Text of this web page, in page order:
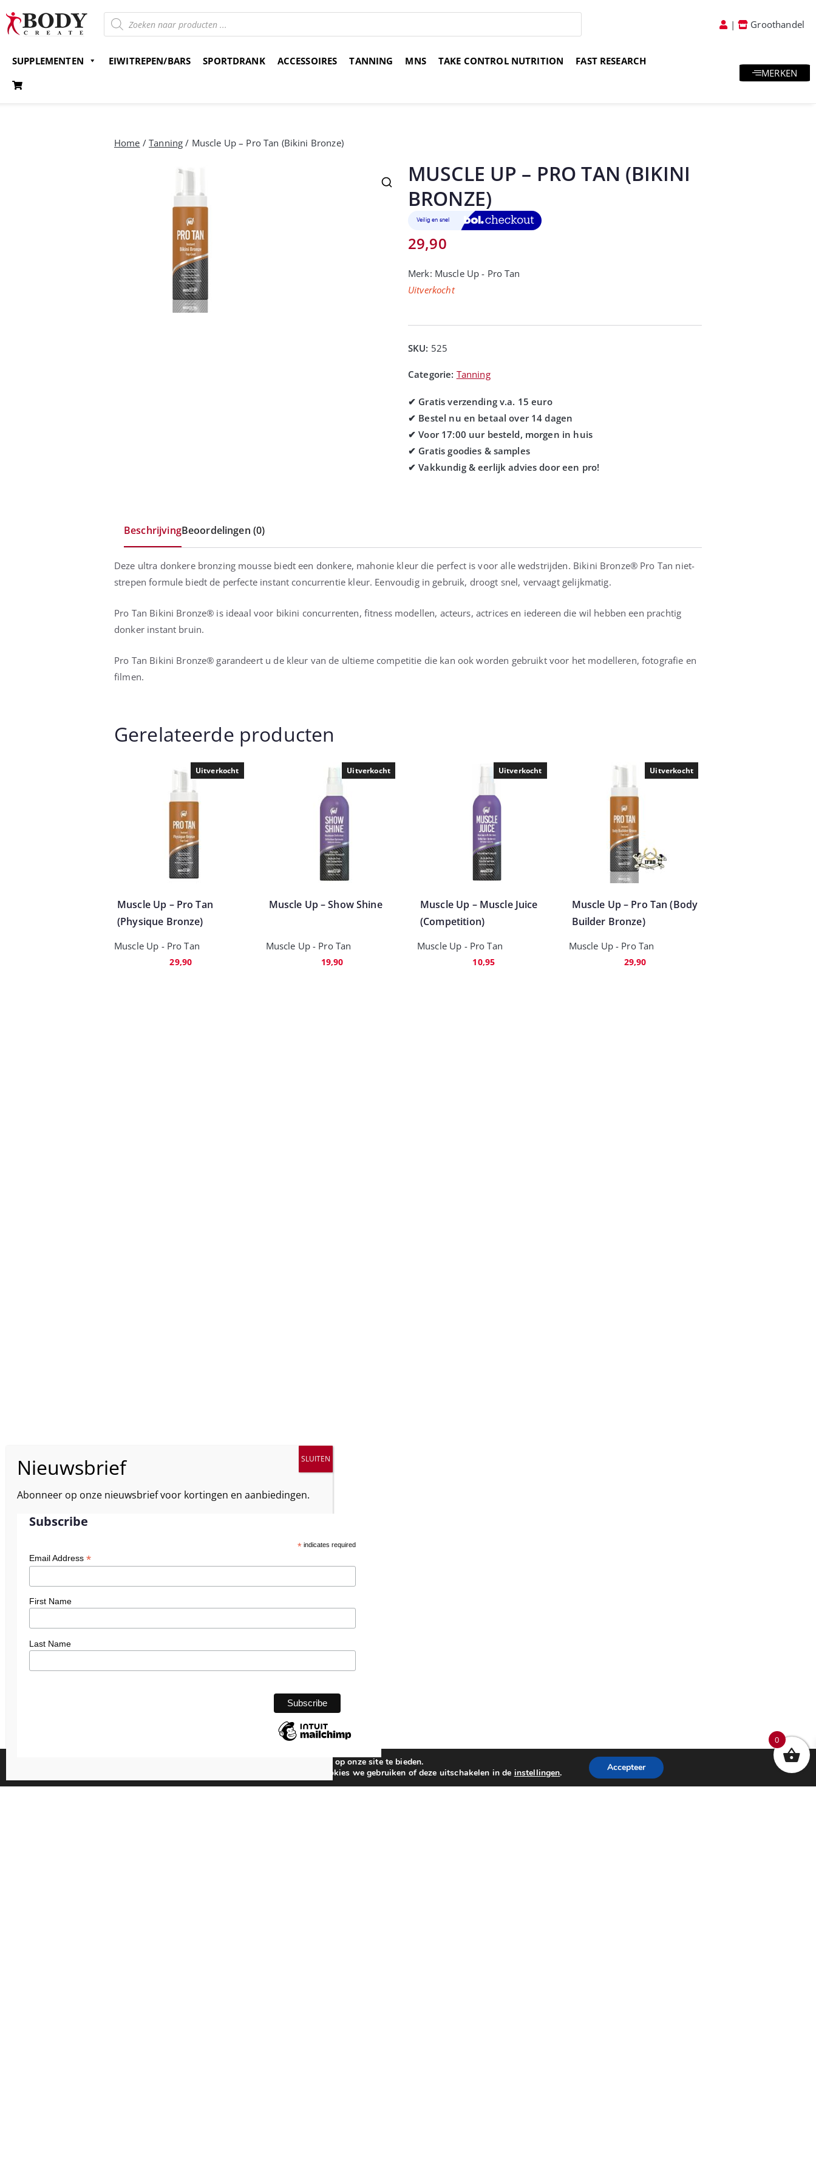
| Groothandel
SUPPLEMENTEN EIWITREPEN/BARS SPORTDRANK ACCESSOIRES TANNING MNS TAKE CONTROL NUTRITION
FAST RESEARCH
MERKEN
Home /Tanning / Muscle Up – Pro Tan (Bikini Bronze)
MUSCLE UP – PRO TAN (BIKINI
BRONZE)
29,90
Merk: Muscle Up - Pro Tan
Uitverkocht
SKU: 525
Categorie: Tanning
BeschrijvingBeoordelingen (0)
Deze ultra donkere bronzing mousse biedt een donkere, mahonie kleur die perfect is voor alle wedstrijden. Bikini Bronze® Pro Tan niet-
strepen formule biedt de perfecte instant concurrentie kleur. Eenvoudig in gebruik, droogt snel, vervaagt gelijkmatig.
Pro Tan Bikini Bronze® is ideaal voor bikini concurrenten, fitness modellen, acteurs, actrices en iedereen die wil hebben een prachtig
donker instant bruin.
Pro Tan Bikini Bronze® garandeert u de kleur van de ultieme competitie die kan ook worden gebruikt voor het modelleren, fotografie en
filmen.
Gerelateerde producten
Uitverkocht
Muscle Up – Pro Tan
(Physique Bronze)
Muscle Up - Pro Tan
29,90
Uitverkocht
Muscle Up – Show Shine
Muscle Up - Pro Tan
19,90
Uitverkocht
Muscle Up – Muscle Juice
(Competition)
Muscle Up - Pro Tan
10,95
Uitverkocht
Muscle Up – Pro Tan (Body
Builder Bronze)
Muscle Up - Pro Tan
29,90
Abonneer op onze nieuwsbrief voor kortingen en aanbiedingen.
Subscribe
*indicates required
Email Address *
First Name
Last Name
We gebruiken cookies om je de beste ervaring op onze site te bieden.
Je kunt meer informatie vinden over welke cookies we gebruiken of deze uitschakelen in de instellingen. Accepteer
0